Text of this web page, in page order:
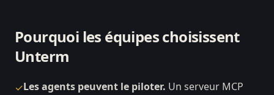
Pourquoi les équipes choisissent
Unterm
✓Les agents peuvent le piloter. Un serveur MCP